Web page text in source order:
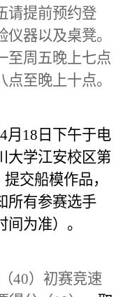
请提前预约登
器以及桌凳。
至周五晚上七点
至晚上十点。
月 18 日下午于电
大学江安校区第
交船模作品，
所有参赛选手
间为准）。
（40）初赛竞速